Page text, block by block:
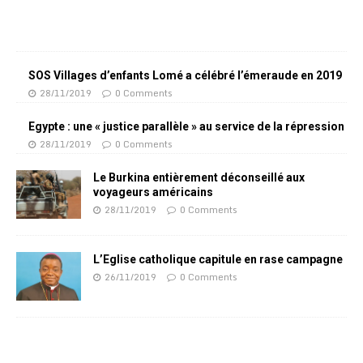
SOS Villages d’enfants Lomé a célébré l’émeraude en 2019
28/11/2019 0 Comments
Egypte : une « justice parallèle » au service de la répression
28/11/2019 0 Comments
Le Burkina entièrement déconseillé aux
voyageurs américains
28/11/2019 0 Comments
L’Eglise catholique capitule en rase campagne
26/11/2019 0 Comments